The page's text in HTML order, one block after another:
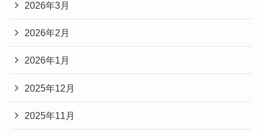
2026年3月
2026年2月
2026年1月
2025年12月
2025年11月